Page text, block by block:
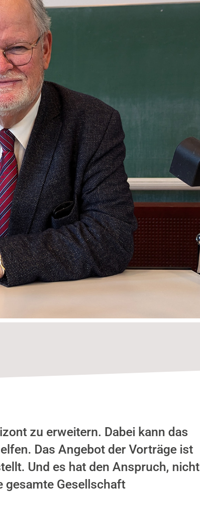
zu erweitern. Dabei kann das
Das Angebot der Vorträge ist
Und es hat den Anspruch, nicht
gesamte Gesellschaft